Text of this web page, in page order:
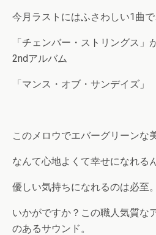
今月ラストにはふさわしい1曲で
「チェンバー・ストリングス」
2ndアルバム
「マンス・オブ・サンデイズ」
このメロウでエバーグリーンな
なんて心地よくて幸せになれる
優しい気持ちになれるのは必至。
いかがですか？この職人気質な
のあるサウンド。